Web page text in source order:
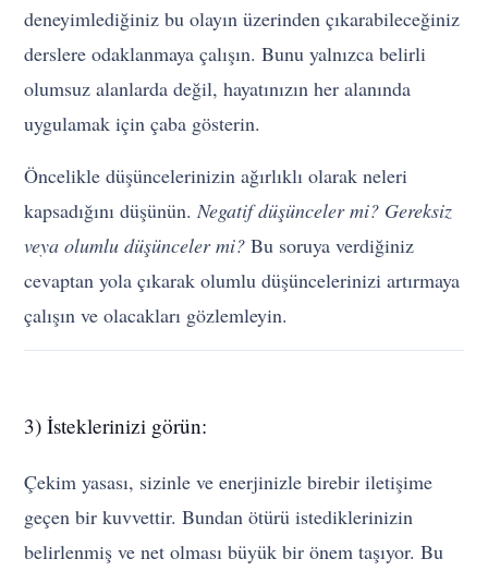
deneyimlediğiniz bu olayın üzerinden çıkarabileceğiniz
derslere odaklanmaya çalışın. Bunu yalnızca belirli
olumsuz alanlarda değil, hayatınızın her alanında
uygulamak için çaba gösterin.
Öncelikle düşüncelerinizin ağırlıklı olarak neleri
kapsadığını düşünün.Negatif düşünceler mi? Gereksiz
veya olumlu düşünceler mi? Bu soruya verdiğiniz
cevaptan yola çıkarak olumlu düşüncelerinizi artırmaya
çalışın ve olacakları gözlemleyin.
3) İsteklerinizi görün:
Çekim yasası, sizinle ve enerjinizle birebir iletişime
geçen bir kuvvettir. Bundan ötürü istediklerinizin
belirlenmiş ve net olması büyük bir önem taşıyor. Bu